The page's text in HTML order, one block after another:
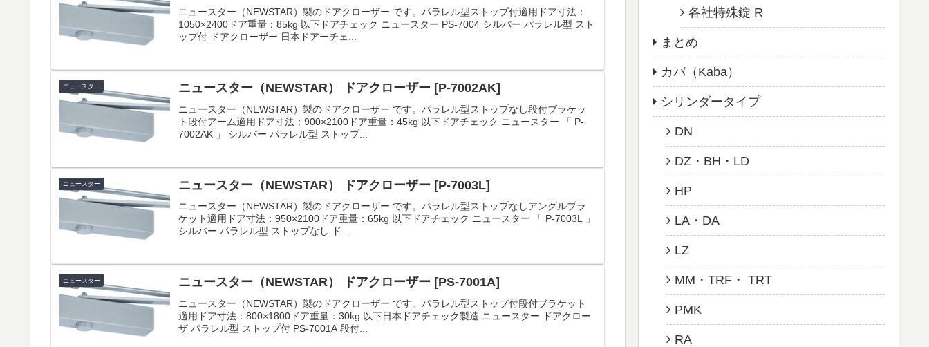
ニュースター（NEWSTAR）製のドアクローザー です。パラレル型ストップ付適用ドア寸法：
1050×2400ドア重量：85kg 以下ドアチェック ニュースター PS-7004 シルバー パラレル型 スト
ップ付 ドアクローザー 日本ドアーチェ...
ニュースター ニュースター（NEWSTAR） ドアクローザー [P-7002AK]
ニュースター（NEWSTAR）製のドアクローザー です。パラレル型ストップなし段付ブラケッ
ト段付アーム適用ドア寸法：900×2100ドア重量：45kg 以下ドアチェック ニュースター 「 P-
7002AK 」 シルバー パラレル型 ストップ...
ニュースター ニュースター（NEWSTAR） ドアクローザー [P-7003L]
ニュースター（NEWSTAR）製のドアクローザー です。パラレル型ストップなしアングルブラ
ケット適用ドア寸法：950×2100ドア重量：65kg 以下ドアチェック ニュースター 「 P-7003L 」
シルバー パラレル型 ストップなし ド...
ニュースター ニュースター（NEWSTAR） ドアクローザー [PS-7001A]
ニュースター（NEWSTAR）製のドアクローザー です。パラレル型ストップ付段付ブラケット
適用ドア寸法：800×1800ドア重量：30kg 以下日本ドアチェック製造 ニュースター ドアクロー
ザ パラレル型 ストップ付 PS-7001A 段付...
各社特殊錠 R
まとめ
カバ（Kaba）
シリンダータイプ
DN
DZ・BH・LD
HP
LA・DA
LZ
MM・TRF・ TRT
PMK
RA